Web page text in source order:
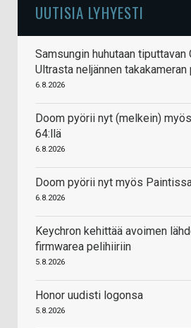
UUTISIA LYHYESTI
Samsungin huhutaan tiputtavan
Ultrasta neljännen takakameran
6.8.2026
Doom pyörii nyt (melkein)
64:llä
6.8.2026
Doom pyörii nyt myös
6.8.2026
Keychron kehittää avoimen
firmwarea pelihiiriin
5.8.2026
Honor uudisti logonsa
5.8.2026